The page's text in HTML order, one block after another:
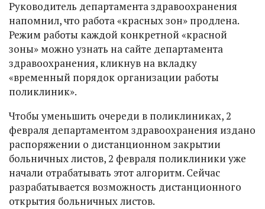
Руководитель департамента здравоохранения
напомнил, что работа «красных зон» продлена.
Режим работы каждой конкретной «красной
зоны» можно узнать на сайте департамента
здравоохранения, кликнув на вкладку
«временный порядок организации работы
поликлиник».
Чтобы уменьшить очереди в поликлиниках, 2
февраля департаментом здравоохранения издано
распоряжении о дистанционном закрытии
больничных листов, 2 февраля поликлиники уже
начали отрабатывать этот алгоритм. Сейчас
разрабатывается возможность дистанционного
открытия больничных листов.